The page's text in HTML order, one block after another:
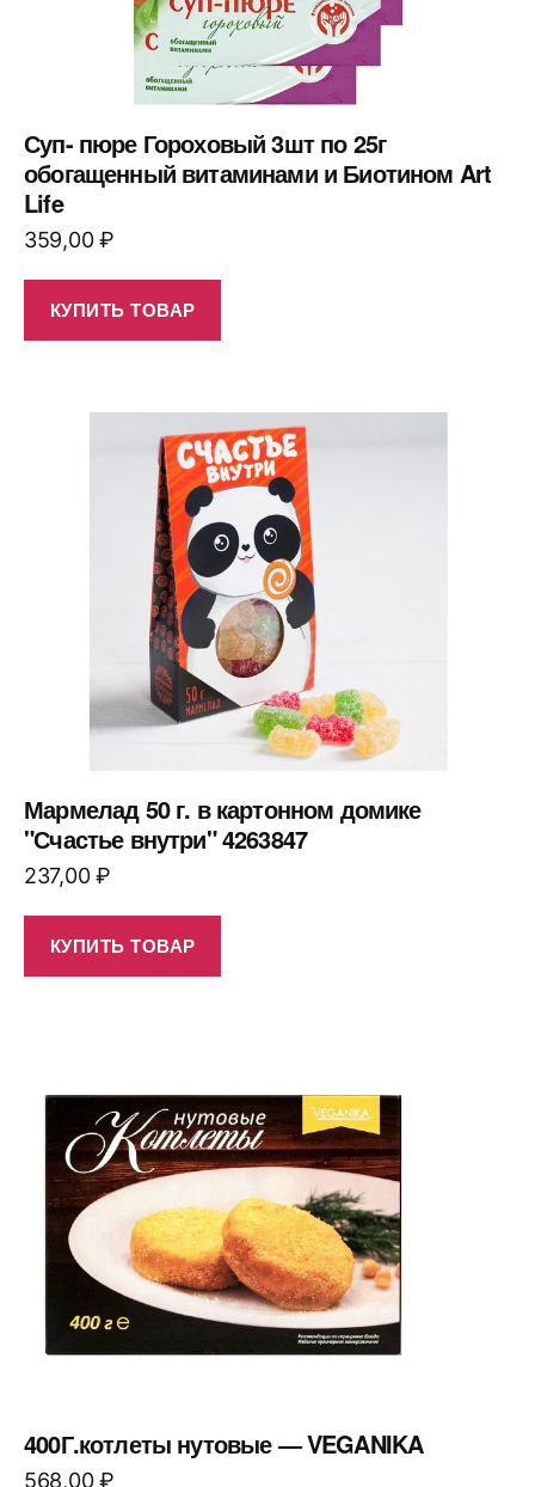
Суп- пюре Гороховый 3шт по 25г
обогащенный витаминами и Биотином Art
Life
359,00₽
КУПИТЬ ТОВАР
Мармелад 50 г. в картонном домике
"Счастье внутри" 4263847
237,00₽
КУПИТЬ ТОВАР
400Г.котлеты нутовые — VEGANIKA
568,00₽